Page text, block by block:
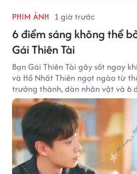
PHIM ẢNH 1 giờ trước
6 điểm sáng không thể
Gái Thiên Tài
Bạn Gái Thiên Tài gây sốt ngay
và Hồ Nhất Thiên ngọt ngào từ
trưởng thành, dàn nhân vật và 6